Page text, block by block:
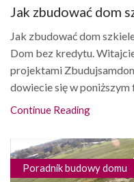
Jak zbudować dom
Jak zbudować dom
Dom bez kredytu.
projektami
dowiecie się w poniższym
Continue Reading
Poradnik budowy domu